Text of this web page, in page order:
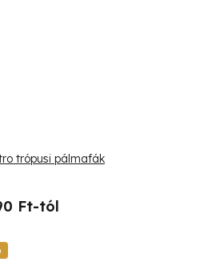
trópusi pálmafák
Ft-tól